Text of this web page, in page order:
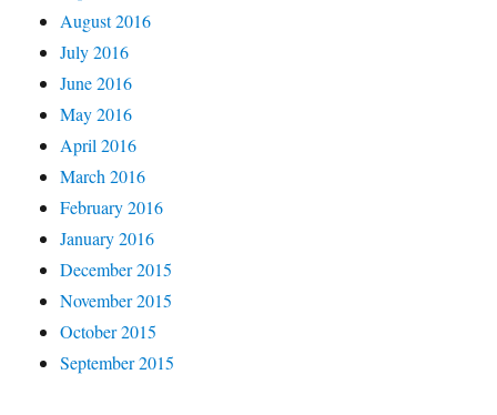
August 2016
July 2016
June 2016
May 2016
April 2016
March 2016
February 2016
January 2016
December 2015
November 2015
October 2015
September 2015